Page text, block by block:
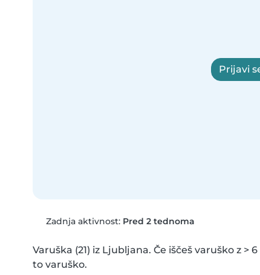
Prijavi
Zadnja aktivnost: Pred 2 tednoma
Varuška (21) iz Ljubljana. Če iščeš varuško z >
to varuško.